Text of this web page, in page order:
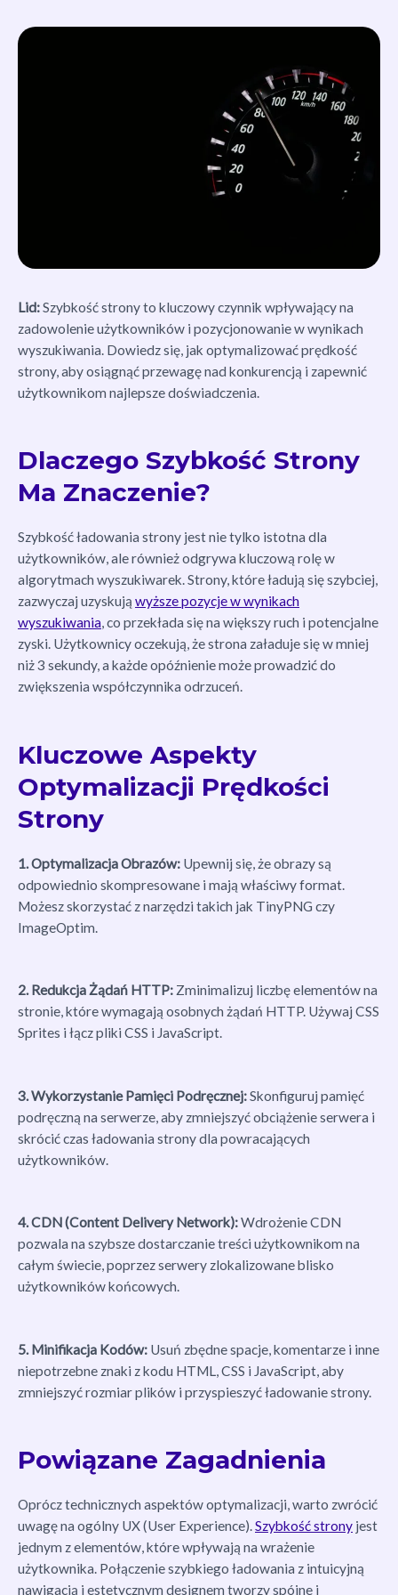
Lid:Szybkość strony to kluczowy czynnik wpływający na
zadowolenie użytkowników i pozycjonowanie w wynikach
wyszukiwania. Dowiedz się, jak optymalizować prędkość
strony, aby osiągnąć przewagę nad konkurencją i zapewnić
użytkownikom najlepsze doświadczenia.
Dlaczego Szybkość Strony
Ma Znaczenie?
Szybkość ładowania strony jest nie tylko istotna dla
użytkowników, ale również odgrywa kluczową rolę w
algorytmach wyszukiwarek. Strony, które ładują się szybciej,
zazwyczaj uzyskują wyższe pozycje w wynikach
wyszukiwania, co przekłada się na większy ruch i potencjalne
zyski. Użytkownicy oczekują, że strona załaduje się w mniej
niż 3 sekundy, a każde opóźnienie może prowadzić do
zwiększenia współczynnika odrzuceń.
Kluczowe Aspekty
Optymalizacji Prędkości
Strony
1. Optymalizacja Obrazów: Upewnij się, że obrazy są
odpowiednio skompresowane i mają właściwy format.
Możesz skorzystać z narzędzi takich jak TinyPNG czy
ImageOptim.
2. Redukcja Żądań HTTP: Zminimalizuj liczbę elementów na
stronie, które wymagają osobnych żądań HTTP. Używaj CSS
Sprites i łącz pliki CSS i JavaScript.
3. Wykorzystanie Pamięci Podręcznej:Skonfiguruj pamięć
podręczną na serwerze, aby zmniejszyć obciążenie serwera i
skrócić czas ładowania strony dla powracających
użytkowników.
4. CDN (Content Delivery Network):Wdrożenie CDN
pozwala na szybsze dostarczanie treści użytkownikom na
całym świecie, poprzez serwery zlokalizowane blisko
użytkowników końcowych.
5. Minifikacja Kodów: Usuń zbędne spacje, komentarze i inne
niepotrzebne znaki z kodu HTML, CSS i JavaScript, aby
zmniejszyć rozmiar plików i przyspieszyć ładowanie strony.
Powiązane Zagadnienia
Oprócz technicznych aspektów optymalizacji, warto zwrócić
uwagę na ogólny UX (User Experience).Szybkość strony jest
jednym z elementów, które wpływają na wrażenie
użytkownika. Połączenie szybkiego ładowania z intuicyjną
nawigacją i estetycznym designem tworzy spójne i